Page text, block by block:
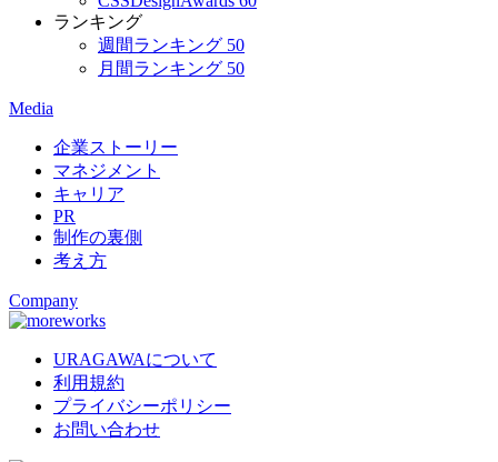
ランキング
週間ランキング 50
月間ランキング 50
Media
企業ストーリー
マネジメント
キャリア
PR
制作の裏側
考え方
Company
URAGAWAについて
利用規約
プライバシーポリシー
お問い合わせ